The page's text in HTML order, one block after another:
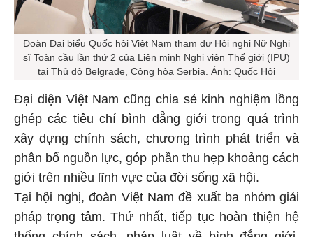
Đoàn Đại biểu Quốc hội Việt Nam tham dự Hội nghị Nữ Nghị
sĩ Toàn cầu lần thứ 2 của Liên minh Nghị viện Thế giới (IPU)
tại Thủ đô Belgrade, Cộng hòa Serbia. Ảnh: Quốc Hội
Đại diện Việt Nam cũng chia sẻ kinh nghiệm lồng
ghép các tiêu chí bình đẳng giới trong quá trình
xây dựng chính sách, chương trình phát triển và
phân bổ nguồn lực, góp phần thu hẹp khoảng cách
giới trên nhiều lĩnh vực của đời sống xã hội.
Tại hội nghị, đoàn Việt Nam đề xuất ba nhóm giải
pháp trọng tâm. Thứ nhất, tiếp tục hoàn thiện hệ